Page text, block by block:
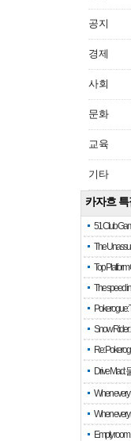
공지
경제
사회
문화
교육
기타
카자흐
51 Club
The
Top
The speed
Snow
Re:
Drive
When
When
Empty room